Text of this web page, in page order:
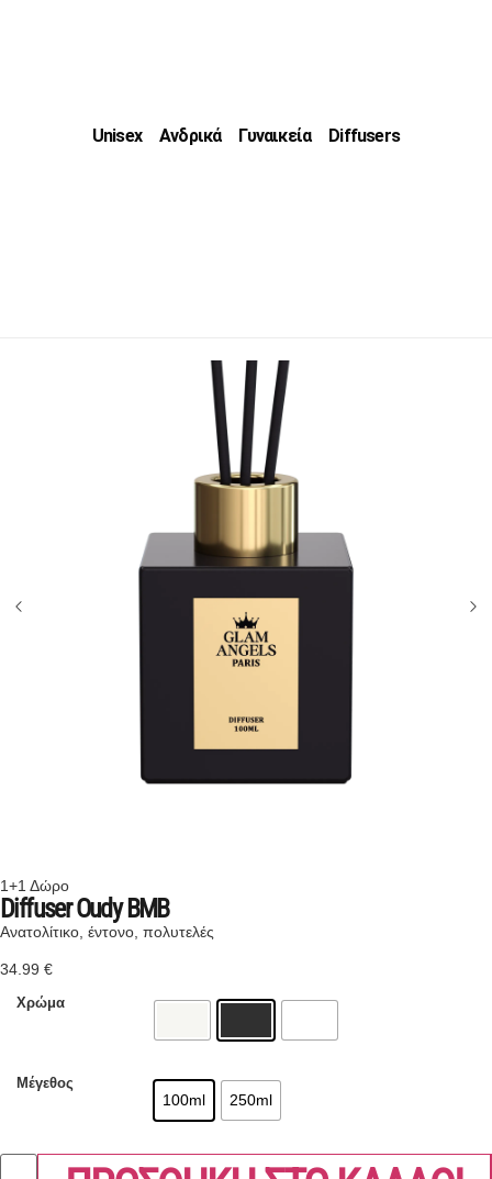
Unisex Ανδρικά Γυναικεία Diffusers
1+1 Δώρο
Diffuser Oudy BMB
Ανατολίτικο, έντονο, πολυτελές
34.99 €
Χρώμα
Μέγεθος
100ml 250ml